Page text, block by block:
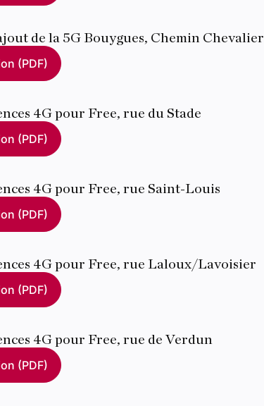
de la 5G Bouygues, Chemin Chevalier
(PDF)
4G pour Free, rue du Stade
(PDF)
4G pour Free, rue Saint-Louis
(PDF)
4G pour Free, rue Laloux/Lavoisier
(PDF)
4G pour Free, rue de Verdun
(PDF)